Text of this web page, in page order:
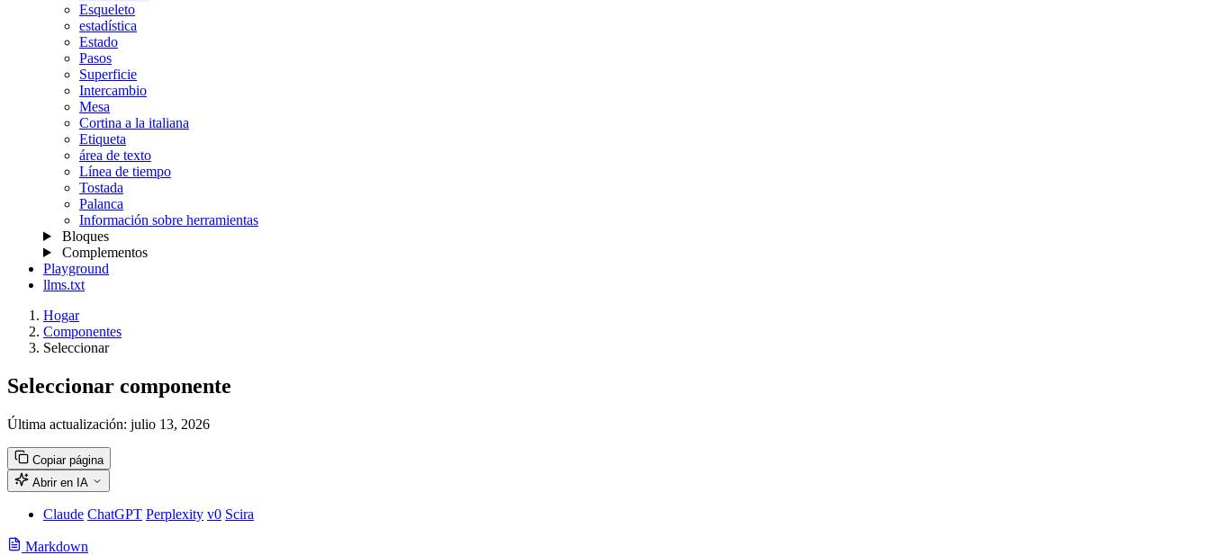
Esqueleto
estadística
Estado
Pasos
Superficie
Intercambio
Mesa
Cortina a la italiana
Etiqueta
área de texto
Línea de tiempo
Tostada
Palanca
Información sobre herramientas
Bloques
Complementos
Playground
llms.txt
Hogar
Componentes
Seleccionar
Seleccionar componente
Última actualización: julio 13, 2026
Copiar página
Abrir en IA
Claude ChatGPT Perplexity v0 Scira
Markdown